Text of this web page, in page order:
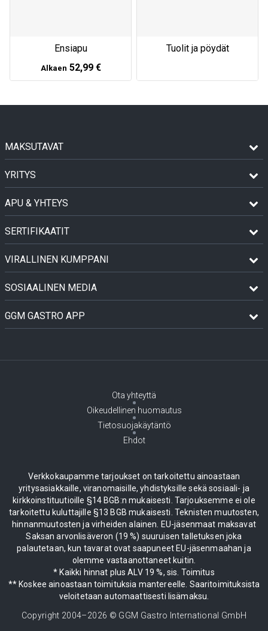
Ensiapu
Alkaen 52,99 €
Tuolit ja pöydät
MAKSUTAVAT
YRITYS
APU & YHTEYS
SERTIFIKAATIT
VIRALLINEN KUMPPANI
SOSIAALINEN MEDIA
GGM GASTRO APP
Ota yhteyttä
Oikeudellinen huomautus
Tietosuojakäytäntö
Ehdot
Verkkokaupamme tarjoukset on tarkoitettu ainoastaan
yritysasiakkaille, viranomaisille, yhdistyksille sekä sosiaali- ja
kirkkoinstituutioille §14 BGB:n mukaisesti. Tarjouksemme ei ole
tarkoitettu kuluttajille §13 BGB mukaisesti. Teknisten muutosten,
hinnanmuutosten ja virheiden alainen. EU-jäsenmaat maksavat
Saksan arvonlisäveron (19 %) suuruisen talletuksen joka
palautetaan, kun tavarat ovat saapuneet EU-jäsenmaahan ja
olemme vastaanottaneet kuitin.
* Kaikki hinnat plus ALV 19 %, sis. Toimitus
** Koskee ainoastaan toimituksia mantereelle. Saaritoimituksista
veloitetaan automaattisesti lisämaksu.
Copyright 2004–2026 © GGM Gastro International GmbH